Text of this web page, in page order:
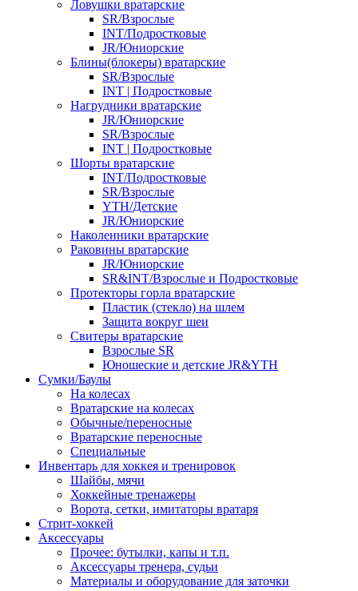
Ловушки вратарские
SR/Взрослые
INT/Подростковые
JR/Юниорские
Блины(блокеры) вратарские
SR/Взрослые
INT | Подростковые
Нагрудники вратарские
JR/Юниорские
SR/Взрослые
INT | Подростковые
Шорты вратарские
INT/Подростковые
SR/Взрослые
YTH/Детские
JR/Юниорские
Наколенники вратарские
Раковины вратарские
JR/Юниорские
SR&INT/Взрослые и Подростковые
Протекторы горла вратарские
Пластик (стекло) на шлем
Защита вокруг шеи
Свитеры вратарские
Взрослые SR
Юношеские и детские JR&YTH
Сумки/Баулы
На колесах
Вратарские на колесах
Обычные/переносные
Вратарские переносные
Специальные
Инвентарь для хоккея и тренировок
Шайбы, мячи
Хоккейные тренажеры
Ворота, сетки, имитаторы вратаря
Стрит-хоккей
Аксессуары
Прочее: бутылки, капы и т.п.
Аксессуары тренера, судьи
Материалы и оборудование для заточки